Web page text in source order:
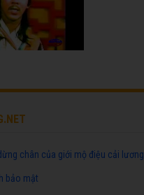
chân của giới mộ điệu cải lương
bảo mật